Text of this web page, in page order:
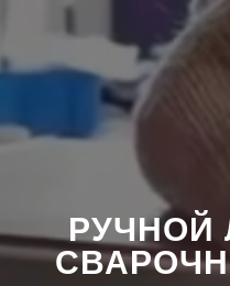
РУЧНОЙ